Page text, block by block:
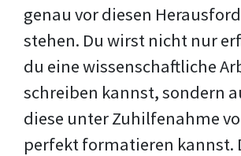
genau vor diesen
stehen. Du wirst nicht nur
du eine wissenschaftliche
schreiben kannst, sondern
diese unter Zuhilfenahme
perfekt formatieren kannst.